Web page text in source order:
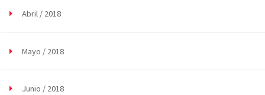
Abril / 2018
Mayo / 2018
Junio / 2018